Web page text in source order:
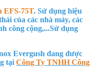
EFS-75T. Sử dụng hiệu
của các nhà máy, các
công cộng,...Sử dụng
Evergush đang được
tạiCông Ty TNHH Công